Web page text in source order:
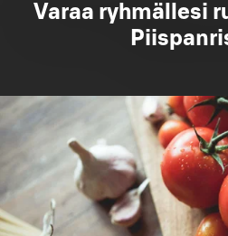
Varaa ryhmällesi